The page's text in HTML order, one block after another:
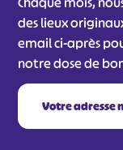
des lieux
email ci-après
notre dose de